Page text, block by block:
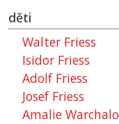
děti
Walter Friess
Isidor Friess
Adolf Friess
Josef Friess
Amalie